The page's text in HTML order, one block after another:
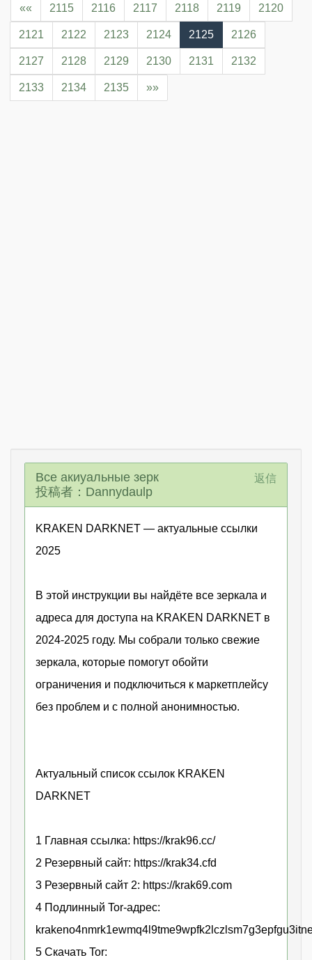
«« 2115 2116 2117 2118 2119 2120
2121 2122 2123 2124 2125 2126
2127 2128 2129 2130 2131 2132
2133 2134 2135 »»
Все акиуальные зерк
投稿者：Dannydaulp
返信
KRAKEN DARKNET — актуальные ссылки
2025
В этой инструкции вы найдёте все зеркала и
адреса для доступа на KRAKEN DARKNET в
2024-2025 году. Мы собрали только свежие
зеркала, которые помогут обойти
ограничения и подключиться к маркетплейсу
без проблем и с полной анонимностью.
Актуальный список ссылок KRAKEN
DARKNET
1 Главная ссылка: https://krak96.cc/
2 Резервный сайт: https://krak34.cfd
3 Резервный сайт 2: https://krak69.com
4 Подлинный Tor-адрес:
5 Скачать Tor: